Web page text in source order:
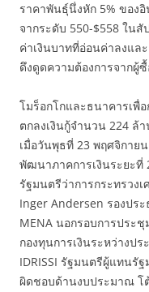
ราคาพันธุ์นึ่งหัก 5% ของ
จากระดับ 550-$558 ใน
ค่าเงินบาทที่อ่อนค่าลงแ
ดึงดูดความต้องการจากผู้
โมร็อกโกและธนาคารเพื่
ตกลงเงินกู้จำนวน 224 ล้
เมื่อวันพุธที่ 23 พฤศจิกาย
พัฒนาภาคการเงินระยะที่
รัฐมนตรีว่าการกระทรวงเ
Inger Andersen รองปร
MENA นอกรอบการประ
กองทุนการเงินระหว่างปร
IDRISSI รัฐมนตรีผู้แทนรั
ผิดชอบด้านงบประมาณ โ